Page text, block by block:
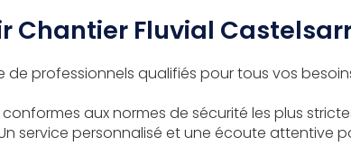
Chantier Fluvial
de professionnels qualifiés pour tous vos
conformes aux normes de sécurité les plus
service personnalisé et une écoute attentive